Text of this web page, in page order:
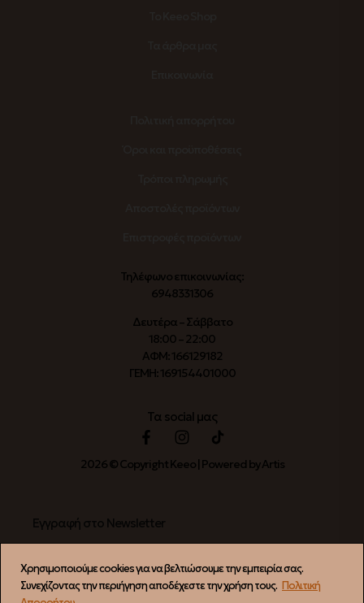
Τηλέφωνο επικοινωνίας:
6948331306
Δευτέρα – Σάββατο
18:00 – 22:00
ΑΦΜ: 166129182
ΓΕΜΗ: 169154401000
Τα social μας
2026 © Copyright Keeo | Powered by Artis
Εγγραφή στο Newsletter
Χρησιμοποιούμε cookies για να βελτιώσουμε την εμπειρία σας.
Συνεχίζοντας την περιήγηση αποδέχεστε την χρήση τους. Πολιτική